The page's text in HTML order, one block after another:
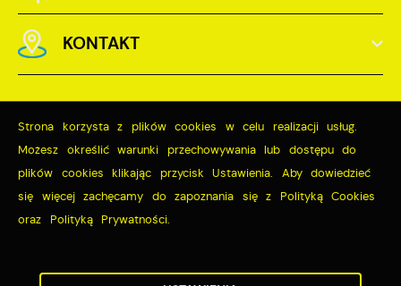
KONTAKT
Odwiedzin: 3783902
Online: 416
Strona korzysta z plików cookies w celu realizacji usług.
Możesz określić warunki przechowywania lub dostępu do
plików cookies klikając przycisk Ustawienia. Aby dowiedzieć
się więcej zachęcamy do zapoznania się z Polityką Cookies
oraz Polityką Prywatności.